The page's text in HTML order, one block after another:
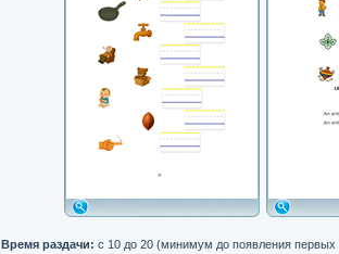
Время раздачи: с 10 до 20 (минимум до появления